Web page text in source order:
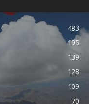
483
195
139
128
109
70